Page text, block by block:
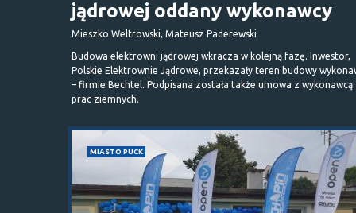
jądrowej oddany wykonawcy
Mieszko Weltrowski, Mateusz Paderewski
Budowa elektrowni jądrowej wkracza w kolejną fazę. Inwestor,
Polskie Elektrownie Jądrowe, przekazały teren budowy
– firmie Bechtel. Podpisana została także umowa z wykonawcą
prac ziemnych.
MIASTO PUCK